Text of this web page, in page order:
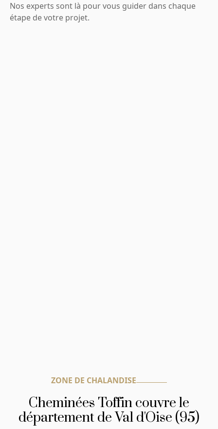
Nos experts sont là pour vous guider dans chaque
étape de votre projet.
ZONE DE CHALANDISE
Cheminées Toffin couvre le
département de Val d'Oise (95)